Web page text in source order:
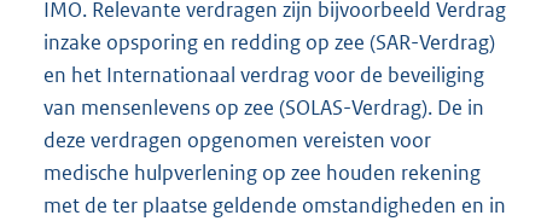
IMO. Relevante verdragen zijn bijvoorbeeld Verdrag
inzake opsporing en redding op zee (SAR-Verdrag)
en het Internationaal verdrag voor de beveiliging
van mensenlevens op zee (SOLAS-Verdrag). De in
deze verdragen opgenomen vereisten voor
medische hulpverlening op zee houden rekening
met de ter plaatse geldende omstandigheden en in